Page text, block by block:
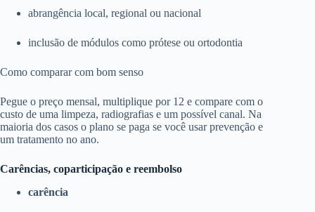
abrangência local, regional ou nacional
inclusão de módulos como prótese ou ortodontia
Como comparar com bom senso
Pegue o preço mensal, multiplique por 12 e compare com o
custo de uma limpeza, radiografias e um possível canal. Na
maioria dos casos o plano se paga se você usar prevenção e
um tratamento no ano.
Carências, coparticipação e reembolso
carência